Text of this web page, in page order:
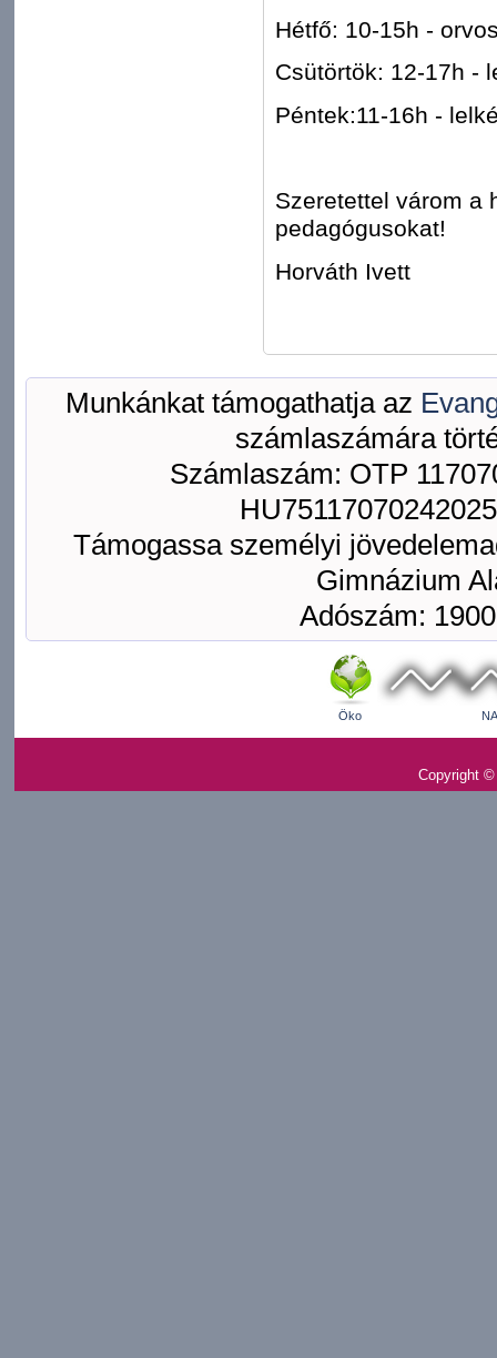
Hétfő: 10-15h -
Csütörtök: 12-17h -
Péntek:11-16h -
Szeretettel várom a
pedagógusokat!
Horváth Ivett
Munkánkat támogathatja az
számlaszámára
Számlaszám: OTP
Támogassa személyi
Gimnázium
Adószám:
Öko
Copyright